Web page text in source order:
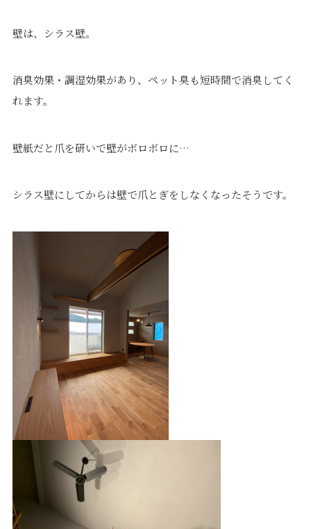
Other
リフォーム
採用情報
プライバシーポリシー｜サイトマップ
©speaks-test.
壁は、シラス壁。
消臭効果・調湿効果があり、ペット臭も短時間で消臭してく
れます。
壁紙だと爪を研いで壁がボロボロに…
シラス壁にしてからは壁で爪とぎをしなくなったそうです。